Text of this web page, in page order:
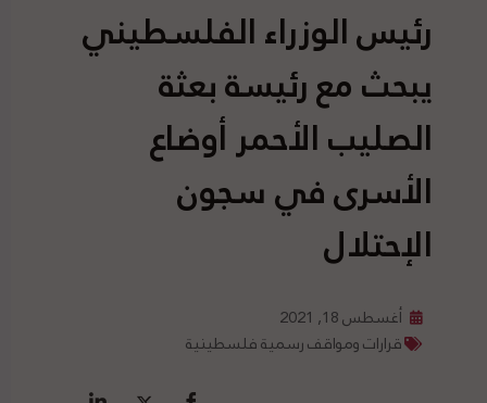
رئيس الوزراء الفلسطيني
يبحث مع رئيسة بعثة
الصليب الأحمر أوضاع
الأسرى في سجون
الإحتلال
أغسطس 18, 2021
قرارات ومواقف رسمية فلسطينية